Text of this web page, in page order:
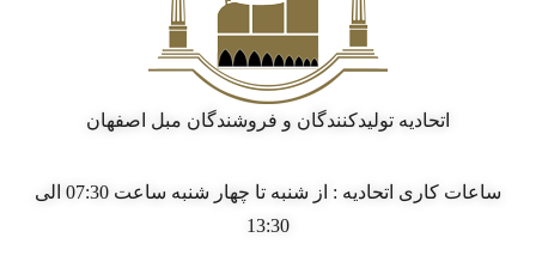
اتحادیه تولیدکنندگان و فروشندگان مبل اصفهان
ساعات کاری اتحادیه : از شنبه تا چهار شنبه ساعت 07:30 الی
13:30